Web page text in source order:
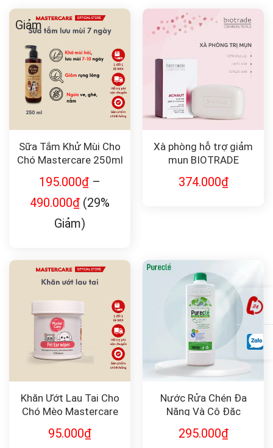
Giảm
Sữa Tắm Khử Mùi Cho
Chó Mastercare 250ml
195.000₫ –
490.000₫ (29%
Giảm)
Xà phòng hỗ trợ giảm
mụn BIOTRADE
374.000₫
Khăn Ướt Lau Tai Cho
Chó Mèo Mastercare
95.000₫
Nước Rửa Chén Đa
Năng Và Cô Đặc
295.000₫